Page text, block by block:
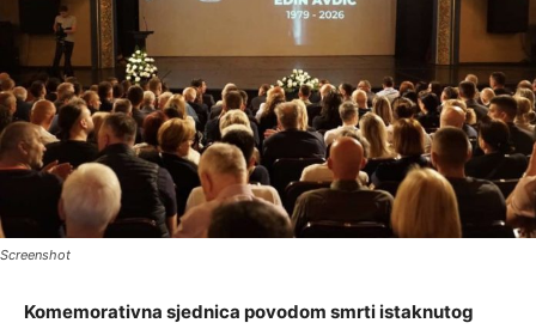
Screenshot
Komemorativna sjednica povodom smrti istaknutog